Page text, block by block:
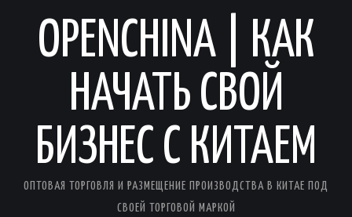
OPENCHINA | КАК
НАЧАТЬ СВОЙ
БИЗНЕС С КИТАЕМ
ОПТОВАЯ ТОРГОВЛЯ И РАЗМЕЩЕНИЕ ПРОИЗВОДСТВА В КИТАЕ ПОД
СВОЕЙ ТОРГОВОЙ МАРКОЙ